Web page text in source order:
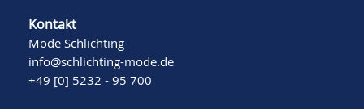
Kontakt
Mode Schlichting
info@schlichting-mode.de
+49 [0] 5232 - 95 700